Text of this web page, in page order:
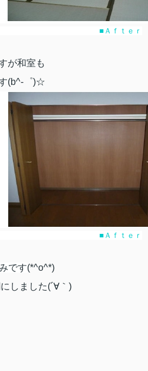
ｆｔｅｒ
が和室も
(b^-゜)☆
ｆｔｅｒ
です(*^o^*)
しました(´∀｀)